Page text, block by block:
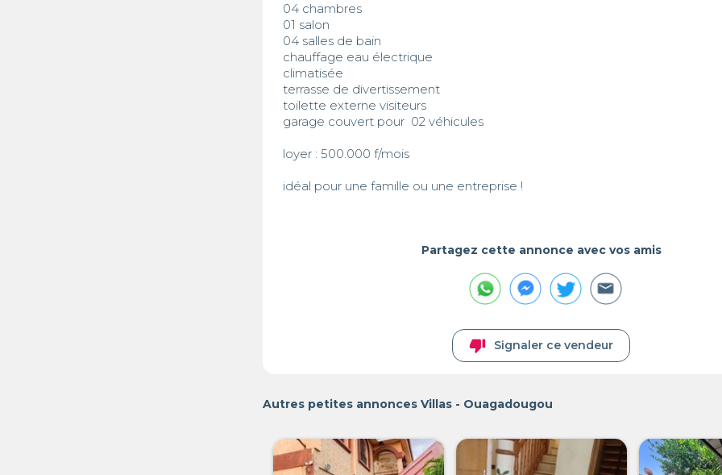
04 chambres
01 salon
04 salles de bain
chauffage eau électrique
climatisée
terrasse de divertissement
toilette externe visiteurs
garage couvert pour  02 véhicules
loyer : 500.000 f/mois
Partagez cette annonce avec vos amis
thumb_down Signaler ce vendeur
Autres petites annonces Villas - Ouagadougou